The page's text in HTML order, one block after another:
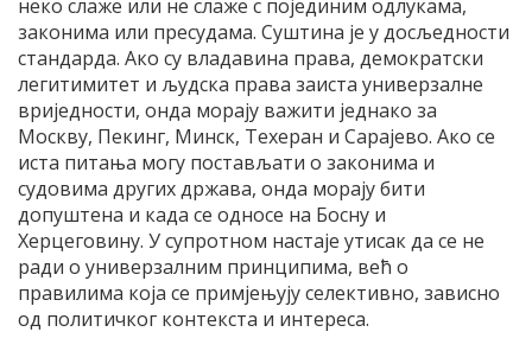
неко слаже или не слаже с појединим одлукама,
законима или пресудама. Суштина је у досљедности
стандарда. Ако су владавина права, демократски
легитимитет и људска права заиста универзалне
вриједности, онда морају важити једнако за
Москву, Пекинг, Минск, Техеран и Сарајево. Ако се
иста питања могу постављати о законима и
судовима других држава, онда морају бити
допуштена и када се односе на Босну и
Херцеговину. У супротном настаје утисак да се не
ради о универзалним принципима, већ о
правилима која се примјењују селективно, зависно
од политичког контекста и интереса.